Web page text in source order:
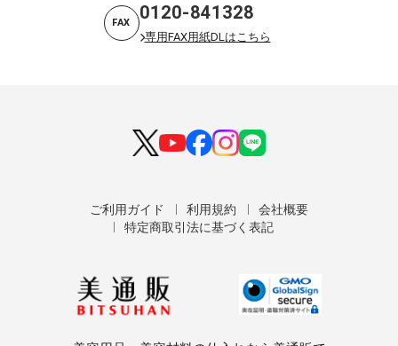
FAX 0120-841328
専用FAX用紙DLはこちら
ご利用ガイド 利用規約
会社概要
特定商取引法に基づく表記